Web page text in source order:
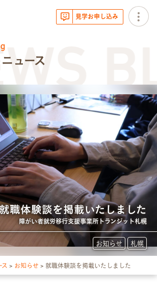
せ
ニュース
ント
ス内容
援とは
について
ュース
就職体験談を掲載いたしました
障がい者就労移行支援事業所トランジット札幌
お知らせ 札幌
ス > お知らせ > 就職体験談を掲載いたしました
見学お申し込み